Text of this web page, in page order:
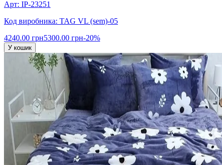
Арт: IP-23251
Код виробника: TAG VL (sem)-05
4240.00 грн5300.00 грн-20%
У кошик